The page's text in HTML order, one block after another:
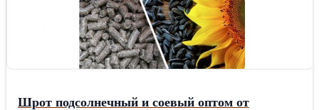
Шрот подсолнечный и соевый оптом от